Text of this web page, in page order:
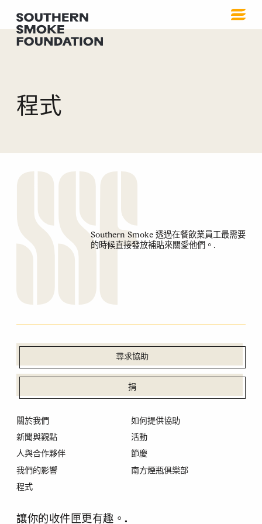
程式
Southern Smoke 透過在餐飲業員工最需要
的時候直接發放補貼來關愛他們。.
尋求協助
捐
關於我們
新聞與觀點
人與合作夥伴
我們的影響
程式
如何提供協助
活動
節慶
南方煙瓶俱樂部
讓你的收件匣更有趣。.